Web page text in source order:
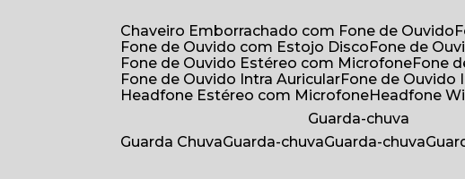
Chaveiro Emborrachado com Fone de Ouvido
Fone de Ouvido com Estojo Disco
Fone de
Fone de Ouvido Estéreo com Microfone Fone
Fone de Ouvido Intra Auricular Fone de Ouvido
Headfone Estéreo com Microfone
Headfone
Guarda-chuva
Guarda Chuva
Guarda-chuva Guarda-chuva